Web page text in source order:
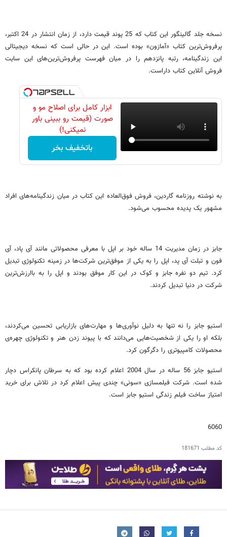
نسخه جلد گالینگور این کتاب که 25 پوند قیمت دارد، از زمان انتشار در 24 اکتبر،
پرفروش‌ترین کتاب «آمازون» بوده است. این در حالی است که نسخه‌ دیجیتالی
این زندگینامه، رتبه‌ پانزدهم را در میان فهرست پرفروش‌ترین‌های این سایت
فروش آنلاین کتاب داراست.
ابزار کامل برای اصلاح مو و
صورت (قیمت رو ببینی باور
نمیکنی!)
باتخفیف بخر
به نوشته‌ روزنامه‌ گاردین، فروش فوق‌العاده‌ این کتاب در میان زندگینامه‌های افراد
مشهور یک پدیده محسوب می‌شود.
جابز در زمان مدیریت 14 ساله‌ خود بر اپل با معرفی محصولاتی مانند آی پاد، آی
فون و تبلت آی پد، اپل را به یکی از موفق‌ترین شرکت‌ها در زمینه تکنولوژی تبدیل
کرد. تیم دو نفره‌ جابز و کوک در این کار موفق بودند و اپل را به باارزش‌ترین
شرکت در دنیا تبدیل کردند.
استیو جابز را نه تنها به دلیل نوآوری‌ها و مهارت‌های بازاریابی تحسین می‌کردند،
بلکه او را یکی از شخصیت‌هایی می‌دانند که با پیوند زدن هنر و تکنولوژی چهره‌ی
محصولات کامپیوتری را دگرگون کرد.
استیو جابز 56 ساله در سال 2004 اعلام کرده بود که به سرطان پانکراس دچار
شده است. شرکت فیلمسازی «سونی» چندی پیش اعلام کرد در تلاش برای خرید
امتیاز ساخت فیلم زندگی استیو جابز است.
6060
کد مطلب 181671